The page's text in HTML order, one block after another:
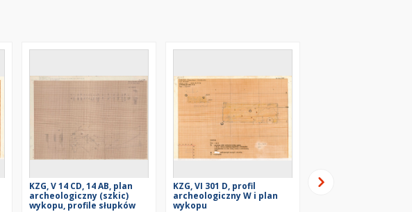
KZG, V 14 CD, 14 AB, plan
archeologiczny (szkic)
wykopu, profile słupków
KZG, VI 301 D, profil
archeologiczny W i plan
wykopu
KZG, VI 301 D, profil